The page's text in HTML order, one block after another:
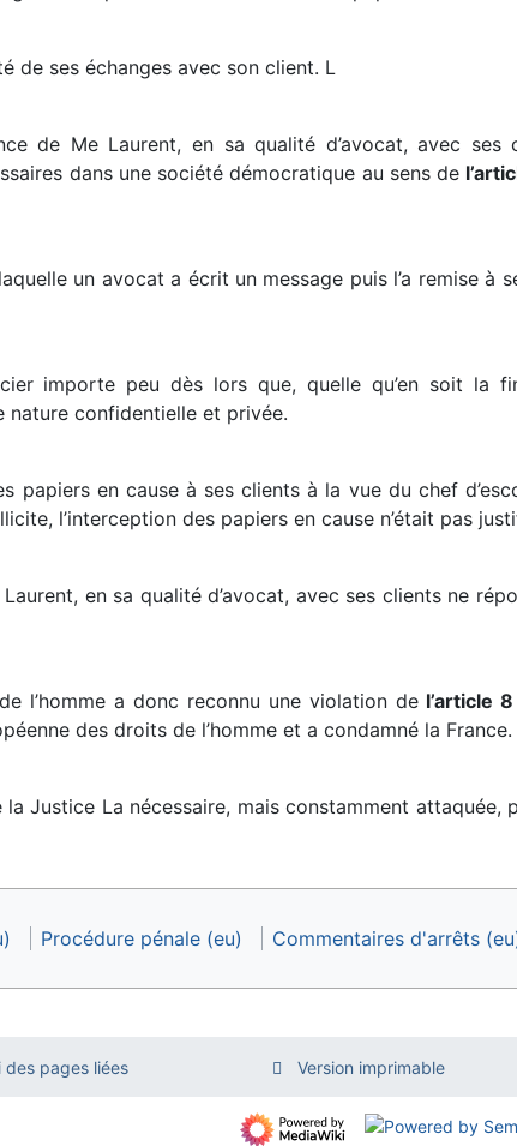
de ses échanges avec son client. L
de Me Laurent, en sa qualité d’avocat, avec ses
dans une société démocratique au sens de
un avocat a écrit un message puis l’a remise à
importe peu dès lors que, quelle qu’en soit la
confidentielle et privée.
papiers en cause à ses clients à la vue du chef
l’interception des papiers en cause n’était pas
en sa qualité d’avocat, avec ses clients ne
l’homme a donc reconnu une violation de l’article 8
des droits de l’homme et a condamné la France.
Justice La nécessaire, mais constamment attaquée,
Procédure pénale (eu)
Commentaires d'arrêts
des pages liées Version imprimable